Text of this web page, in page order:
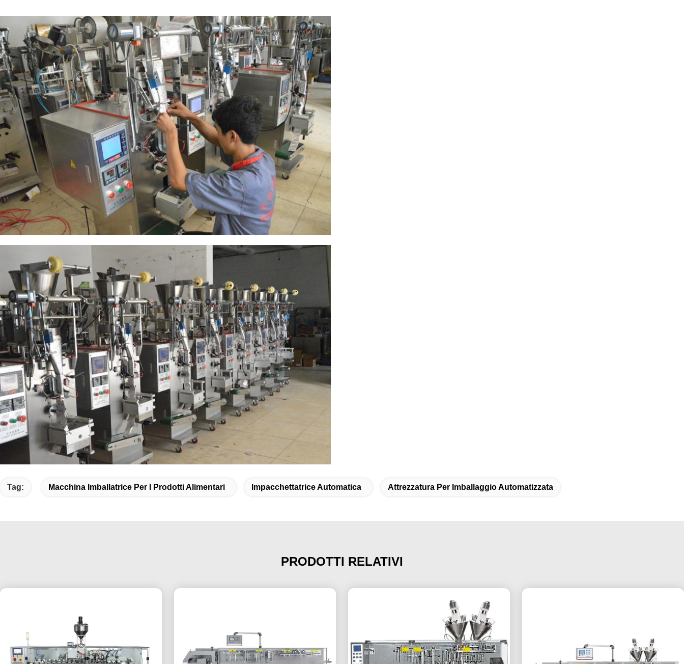
Tag: Macchina Imballatrice Per I Prodotti Alimentari Impacchettatrice Automatica Attrezzatura Per Imballaggio Automatizzata
PRODOTTI RELATIVI